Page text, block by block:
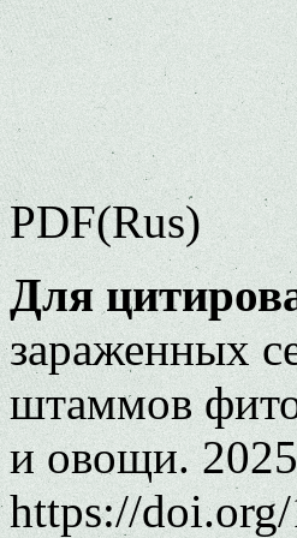
PDF(Rus)
Для
зараженных
штаммов
и овощи.
https://